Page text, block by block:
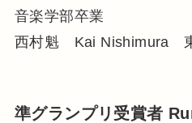
音楽学部卒業
西村魁 Kai Nishimura
準グランプリ受賞者